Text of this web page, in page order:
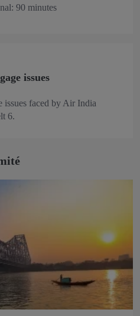
90 minutes
issues
issues faced by Air India
6.